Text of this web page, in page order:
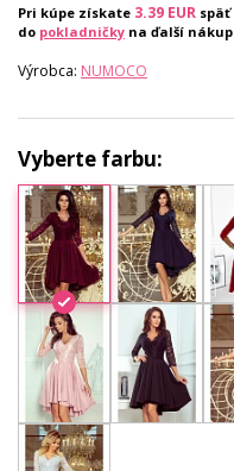
Pri kúpe získate 3.39 EUR späť
do pokladničky na ďalší nákup
Výrobca: NUMOCO
Vyberte farbu: